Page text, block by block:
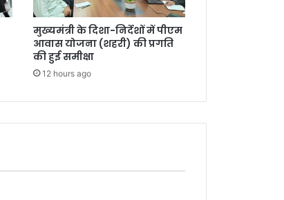
मुख्यमंत्री के दिशा-निर्देशों में पीएम
आवास योजना (शहरी) की प्रगति
की हुई समीक्षा
12 hours ago